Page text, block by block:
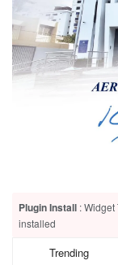
Plugin Install :
installed
Trending